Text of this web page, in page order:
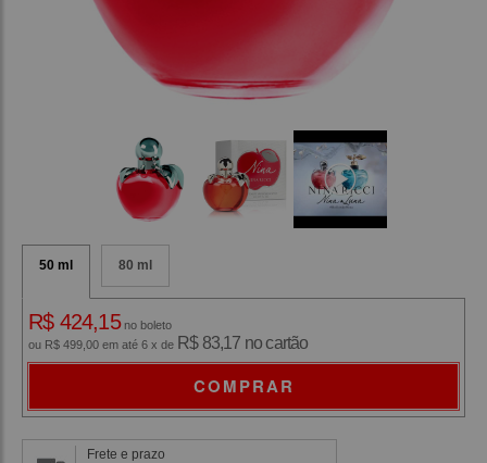
50 ml 80 ml
R$ 424,15no boleto
ou R$ 499,00 em até 6 x de R$ 83,17 no cartão
COMPRAR
Frete e prazo